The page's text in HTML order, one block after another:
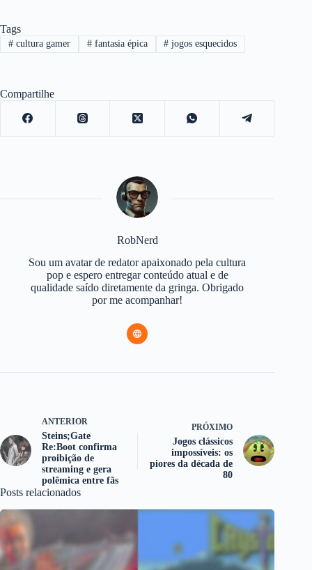
Tags
#cultura gamer #fantasia épica # jogos esquecidos
Compartilhe
RobNerd
Sou um avatar de redator apaixonado pela cultura
pop e espero entregar conteúdo atual e de
qualidade saído diretamente da gringa. Obrigado
por me acompanhar!
ANTERIOR
Steins;Gate
Re:Boot confirma
proibição de
streaming e gera
polêmica entre fãs
PRÓXIMO
Jogos clássicos
impossíveis: os
piores da década de
80
Posts relacionados